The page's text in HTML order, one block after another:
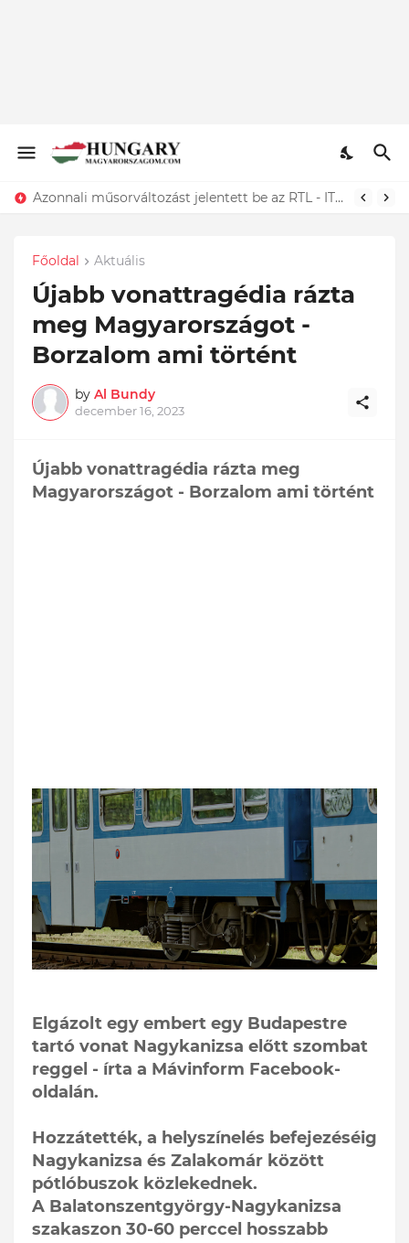
Gyász! Most kaptuk a lesújtó hírt Tallós Ritáról - Őszinte Részvétünk
Főoldal Aktuális
Újabb vonattragédia rázta
meg Magyarországot -
Borzalom ami történt
by Al Bundy
december 16, 2023
Újabb vonattragédia rázta meg
Magyarországot - Borzalom ami történt
Elgázolt egy embert egy Budapestre
tartó vonat Nagykanizsa előtt szombat
reggel - írta a Mávinform Facebook-
oldalán.
Hozzátették, a helyszínelés befejezéséig
Nagykanizsa és Zalakomár között
pótlóbuszok közlekednek.
A Balatonszentgyörgy-Nagykanizsa
szakaszon 30-60 perccel hosszabb